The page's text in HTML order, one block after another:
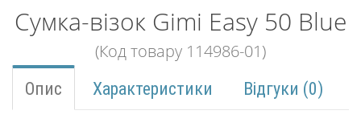
Сумка-візок Gimi Easy 50 Blue
(Код товару 114986-01)
Опис Характеристики Відгуки (0)